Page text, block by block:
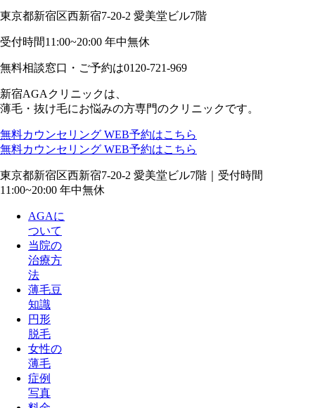
東京都新宿区西新宿7-20-2 愛美堂ビル7階
受付時間11:00~20:00 年中無休
無料相談窓口・ご予約は0120-721-969
新宿AGAクリニックは、
薄毛・抜け毛にお悩みの方専門のクリニックです。
無料カウンセリング WEB予約はこちら
無料カウンセリング WEB予約はこちら
東京都新宿区西新宿7-20-2 愛美堂ビル7階｜ 受付時間
11:00~20:00 年中無休
AGAに
ついて
当院の
治療方
法
薄毛豆
知識
円形
脱毛
女性の
薄毛
症例
写真